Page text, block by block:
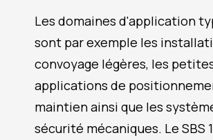
Les domaines d'application
sont par exemple les
convoyage légères, les
applications de
maintien ainsi que les
sécurité mécaniques. Le SBS